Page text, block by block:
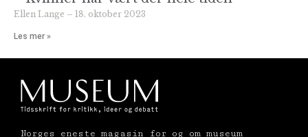
Ellen Lange 18. oktober 2023
Les mer »
Norges eneste magasin for og om museum